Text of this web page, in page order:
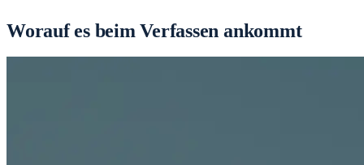
Worauf es beim Verfassen ankommt